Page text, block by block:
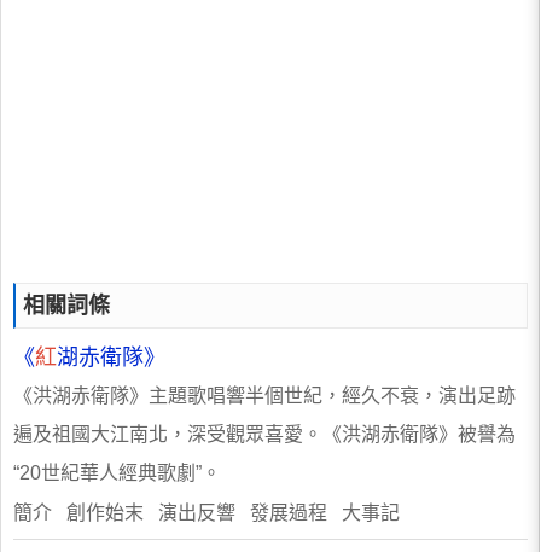
相關詞條
《紅湖赤衛隊》
《洪湖赤衛隊》主題歌唱響半個世紀，經久不衰，演出足跡
遍及祖國大江南北，深受觀眾喜愛。《洪湖赤衛隊》被譽為
“20世紀華人經典歌劇”。
簡介 創作始末 演出反響 發展過程 大事記